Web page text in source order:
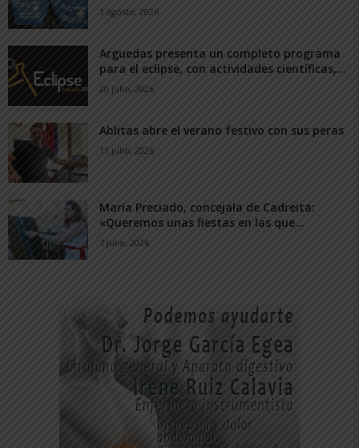
1 agosto, 2026
Arguedas presenta un completo programa
para el eclipse, con actividades científicas,...
20 julio, 2026
Ablitas abre el verano festivo con sus peras
11 julio, 2026
María Preciado, concejala de Cadreita:
«Queremos unas fiestas en las que...
7 julio, 2026